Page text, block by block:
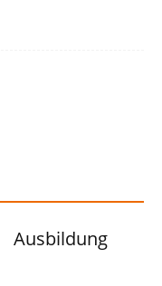
Ausbildung